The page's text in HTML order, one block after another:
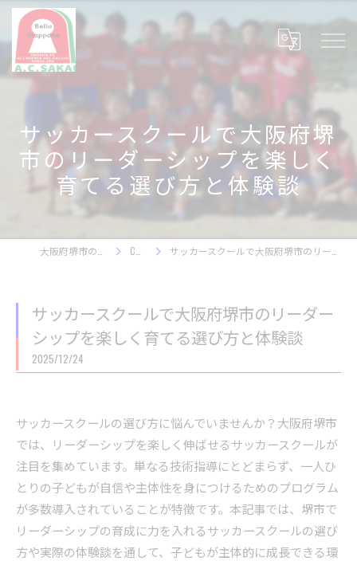
サッカースクールで大阪府堺
市のリーダーシップを楽しく
育てる選び方と体験談
COLUMN サッカースクールで大阪府堺市のリーダーシップを楽しく育てる選び方と体験談
サッカースクールで大阪府堺市のリーダー
シップを楽しく育てる選び方と体験談
2025/12/24
サッカースクールの選び方に悩んでいませんか？大阪府堺市
では、リーダーシップを楽しく伸ばせるサッカースクールが
注目を集めています。単なる技術指導にとどまらず、一人ひ
とりの子どもが自信や主体性を身につけるためのプログラム
が多数導入されていることが特徴です。本記事では、堺市で
リーダーシップの育成に力を入れるサッカースクールの選び
方や実際の体験談を通して、子どもが主体的に成長できる環